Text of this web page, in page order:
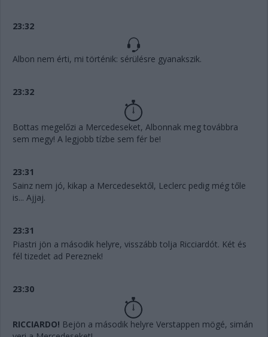
23:32
Albon nem érti, mi történik: sérülésre gyanakszik.
23:32
Bottas megelőzi a Mercedeseket, Albonnak meg továbbra
sem megy! A legjobb tízbe sem fér be!
23:31
Sainz nem jó, kikap a Mercedesektől, Leclerc pedig még tőle
is... Ajjaj.
23:31
Piastri jön a második helyre, visszább tolja Ricciardót. Két és
fél tizedet ad Pereznek!
23:30
RICCIARDO! Bejön a második helyre Verstappen mögé, simán